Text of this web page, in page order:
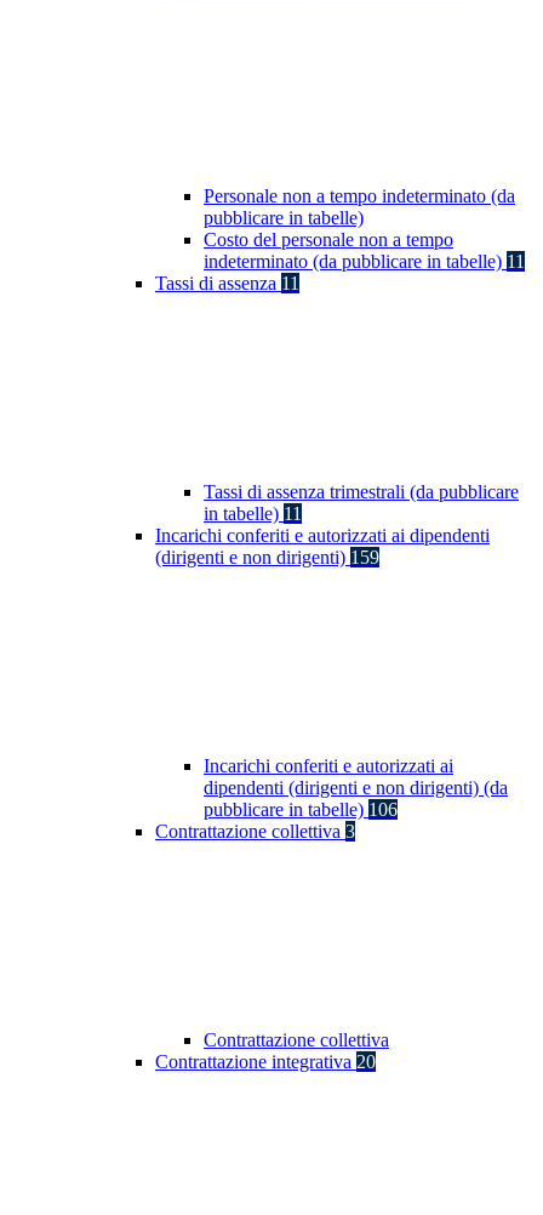
Personale non a tempo indeterminato (da
pubblicare in tabelle)
Costo del personale non a tempo
indeterminato (da pubblicare in tabelle) 11
Tassi di assenza 11
Tassi di assenza trimestrali (da pubblicare
in tabelle) 11
Incarichi conferiti e autorizzati ai dipendenti
(dirigenti e non dirigenti) 159
Incarichi conferiti e autorizzati ai
dipendenti (dirigenti e non dirigenti) (da
pubblicare in tabelle) 106
Contrattazione collettiva 3
Contrattazione collettiva
Contrattazione integrativa 20